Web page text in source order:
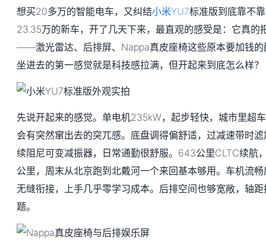
想买20多万的智能电车，又纠结小米YU7标准版到底靠不
23.35万的新车，开了几天下来，最直观的感受是：它真的
——激光雷达、后排屏、Nappa真皮座椅这些原本要加钱的
坐进去的第一感觉就是科技感拉满，但开起来到底怎么样？
先说开起来的感觉。单电机235kW，起步轻快，城市里超
会有突然窜出去的突兀感。底盘调得偏舒适，过减速带时
续阻尼可变减振器，日常通勤很舒服。643公里CLTC续航
公里，周末从北京跑到北戴河一个来回基本够用。车机流
无缝衔接，上手几乎零学习成本。后排空间也够宽敞，轴
题。